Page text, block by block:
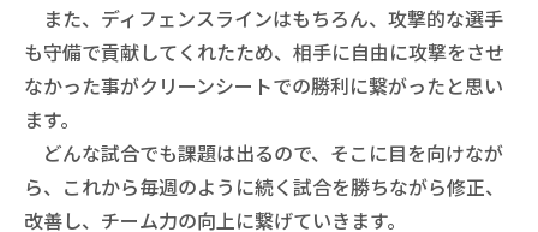
また、ディフェンスラインはもちろん、攻撃的な選手
も守備で貢献してくれたため、相手に自由に攻撃をさせ
なかった事がクリーンシートでの勝利に繋がったと思い
ます。
どんな試合でも課題は出るので、そこに目を向けなが
ら、これから毎週のように続く試合を勝ちながら修正、
改善し、チーム力の向上に繋げていきます。